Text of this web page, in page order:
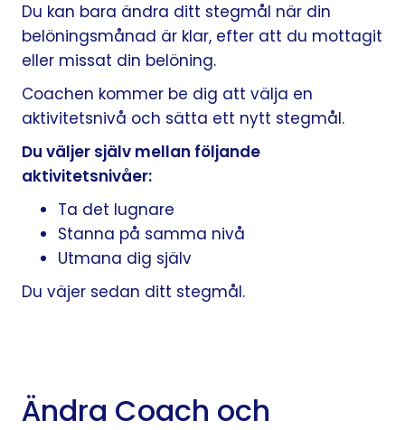
Du kan bara ändra ditt stegmål när din
belöningsmånad är klar, efter att du mottagit
eller missat din belöning.
Coachen kommer be dig att välja en
aktivitetsnivå och sätta ett nytt stegmål.
Du väljer själv mellan följande
aktivitetsnivåer:
Ta det lugnare
Stanna på samma nivå
Utmana dig själv
Du väjer sedan ditt stegmål.
Ändra Coach och